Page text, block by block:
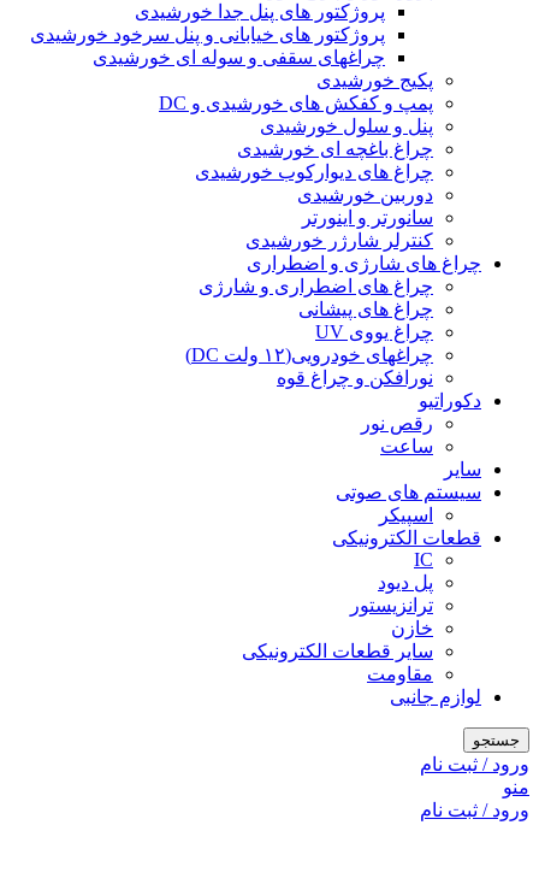
پروژکتور های پنل جدا خورشیدی
پروژکتور های خیابانی و پنل سرخود خورشیدی
چراغهای سقفی و سوله ای خورشیدی
پکیج خورشیدی
پمپ و کفکش های خورشیدی و DC
پنل و سلول خورشیدی
چراغ باغچه ای خورشیدی
چراغ های دیوارکوب خورشیدی
دوربین خورشیدی
سانورتر و اینورتر
کنترلر شارژر خورشیدی
چراغ های شارژی و اضطراری
چراغ های اضطراری و شارژی
چراغ های پیشانی
چراغ یووی UV
چراغهای خودرویی(۱۲ ولت DC)
نورافکن و چراغ قوه
دکوراتیو
رقص نور
ساعت
سایر
سیستم های صوتی
اسپیکر
قطعات الکترونیکی
IC
پل دیود
ترانزیستور
خازن
سایر قطعات الکترونیکی
مقاومت
لوازم جانبی
جستجو
ورود / ثبت نام
منو
ورود / ثبت نام